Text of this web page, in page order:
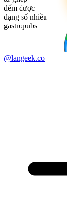
đếm được
dạng số nhiều
gastropubs
@langeek.co